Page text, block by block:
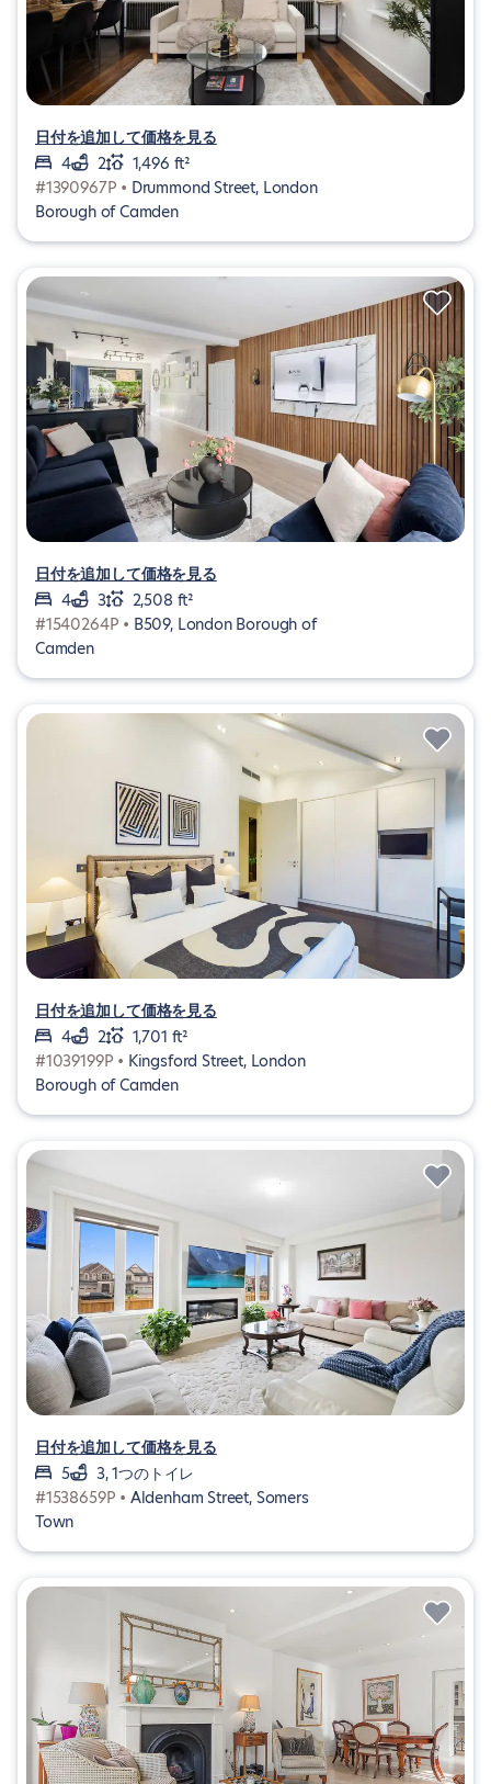
日付を追加して価格を見る
4
2
1,496 ft²
#1390967P • Drummond Street, London
Borough of Camden
日付を追加して価格を見る
4
3
2,508 ft²
#1540264P • B509, London Borough of
Camden
日付を追加して価格を見る
4
2
1,701 ft²
#1039199P • Kingsford Street, London
Borough of Camden
日付を追加して価格を見る
5
3, 1つのトイレ
#1538659P • Aldenham Street, Somers
Town